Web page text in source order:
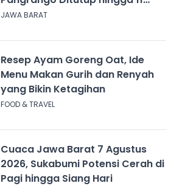
Agustus 2026
JAWA BARAT
Resep Ayam Goreng Oat, Ide
Menu Makan Gurih dan Renyah
yang Bikin Ketagihan
FOOD & TRAVEL
Cuaca Jawa Barat 7 Agustus
2026, Sukabumi Potensi Cerah di
Pagi hingga Siang Hari